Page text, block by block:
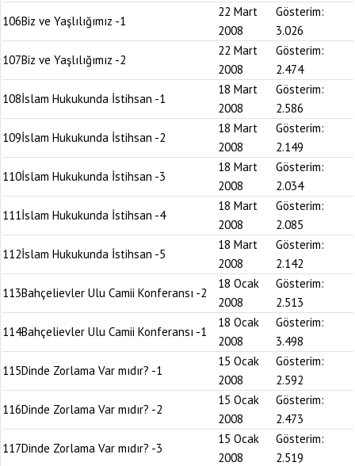
106Biz ve Yaşlılığımız -1
22 Mart
2008
Gösterim:
3.026
107Biz ve Yaşlılığımız -2
22 Mart
2008
Gösterim:
2.474
108İslam Hukukunda İstihsan -1
18 Mart
2008
Gösterim:
2.586
109İslam Hukukunda İstihsan -2
18 Mart
2008
Gösterim:
2.149
110İslam Hukukunda İstihsan -3
18 Mart
2008
Gösterim:
2.034
111İslam Hukukunda İstihsan -4
18 Mart
2008
Gösterim:
2.085
112İslam Hukukunda İstihsan -5
18 Mart
2008
Gösterim:
2.142
113Bahçelievler Ulu Camii Konferansı -2
18 Ocak
2008
Gösterim:
2.513
114Bahçelievler Ulu Camii Konferansı -1
18 Ocak
2008
Gösterim:
3.498
115Dinde Zorlama Var mıdır? -1
15 Ocak
2008
Gösterim:
2.592
116Dinde Zorlama Var mıdır? -2
15 Ocak
2008
Gösterim:
2.473
117Dinde Zorlama Var mıdır? -3
15 Ocak
2008
Gösterim:
2.519